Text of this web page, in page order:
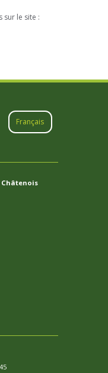
sur le site :
Français